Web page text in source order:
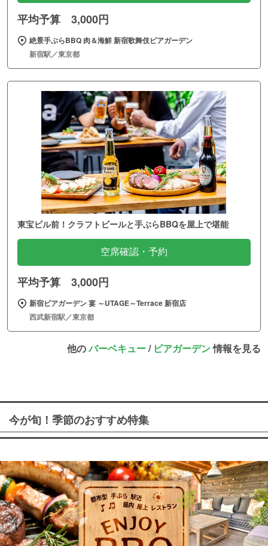
平均予算 3,000円
絶景手ぶらBBQ 肉＆海鮮 新宿歌舞伎ビアガーデン
新宿駅／東京都
東宝ビル前！クラフトビールと手ぶらBBQを屋上で堪能
空席確認・予約
平均予算 3,000円
新宿ビアガーデン 宴 ～UTAGE～Terrace 新宿店
西武新宿駅／東京都
他のバーベキュー/ ビアガーデン情報を見る
今が旬！季節のおすすめ特集